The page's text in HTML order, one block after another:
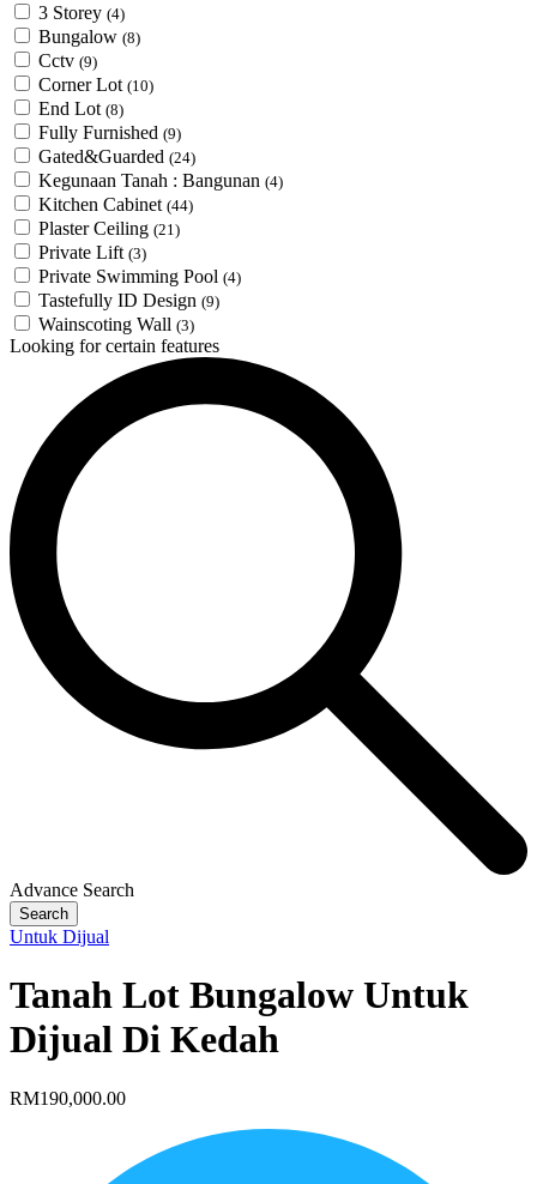
3 Storey (4)
Bungalow (8)
Cctv (9)
Corner Lot (10)
End Lot (8)
Fully Furnished (9)
Gated&Guarded (24)
Kegunaan Tanah : Bangunan (4)
Kitchen Cabinet (44)
Plaster Ceiling (21)
Private Lift (3)
Private Swimming Pool (4)
Tastefully ID Design (9)
Wainscoting Wall (3)
Looking for certain features
Advance Search
Search
Untuk Dijual
Tanah Lot Bungalow Untuk
Dijual Di Kedah
RM190,000.00